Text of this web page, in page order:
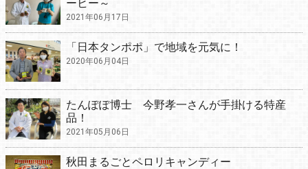
ーヒー～
2021年06月17日
「日本タンポポ」で地域を元気に！
2020年06月04日
たんぽぽ博士 今野孝一さんが手掛ける特産
品！
2021年05月06日
秋田まるごとペロリキャンディー